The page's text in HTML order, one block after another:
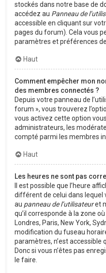
stockés dans notre base de
accédez au Panneau de
accessible en cliquant sur
pages du forum). Cela vous
paramètres et préférences
Haut
Comment empêcher mon
des membres connectés ?
Depuis votre panneau de
forum », vous trouverez
vous activez cette option
administrateurs, les
compté parmi les membres
Haut
Les heures ne sont pas
Il est possible que l’heure
différent de celui dans lequel
au panneau de l’utilisateuret
qu’il corresponde à la zone
Londres, Paris, New York,
modification du fuseau
paramètres, n’est accessible
Donc si vous n’êtes pas
le faire.